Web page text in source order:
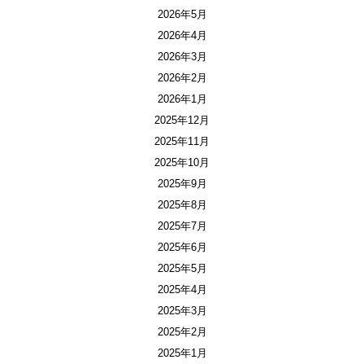
2026年5月
2026年4月
2026年3月
2026年2月
2026年1月
2025年12月
2025年11月
2025年10月
2025年9月
2025年8月
2025年7月
2025年6月
2025年5月
2025年4月
2025年3月
2025年2月
2025年1月